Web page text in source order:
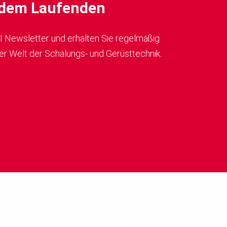
Laufenden
Newsletter und erhalten Sie regelmäßig
Welt der Schalungs- und Gerüsttechnik.